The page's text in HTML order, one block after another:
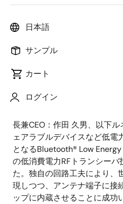
日本語
サンプル
カート
ログイン
～外付け部品を大幅
低コストでユーザシ
実装も可能～
2015年2月25日
長兼CEO：作田 久男、以下
ェアラブルデバイスなど低電
となるBluetooth® Low
の低消費電力RFトランシー
た。独自の回路工夫により、
現しつつ、アンテナ端子に接
ップに内蔵させることに成功